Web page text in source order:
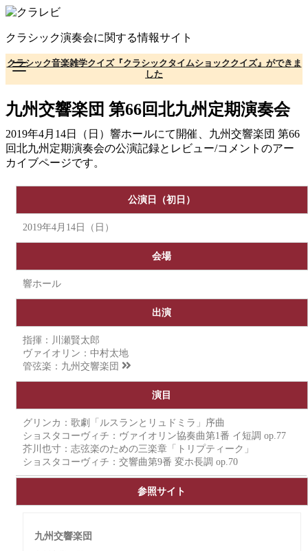
コ
テ
ン
ツ
へ
移
動
クラシック演奏会に関する情報サイト
クラシック音楽雑学クイズ『クラシックタイムショッククイズ』ができま
した
九州交響楽団 第66回北九州定期演奏会
2019年4月14日（日）響ホールにて開催、九州交響楽団 第66
回北九州定期演奏会の公演記録とレビュー/コメントのアー
カイブページです。
公演日（初日）
2019年4月14日（日）
会場
響ホール
出演
指揮：川瀬賢太郎
ヴァイオリン：中村太地
管弦楽： 九州交響楽団
演目
グリンカ：歌劇「ルスランとリュドミラ」序曲
ショスタコーヴィチ：ヴァイオリン協奏曲第1番 イ短調 op.77
芥川也寸：志弦楽のための三楽章「トリプティーク」
ショスタコーヴィチ：交響曲第9番 変ホ長調 op.70
参照サイト
九州交響楽団